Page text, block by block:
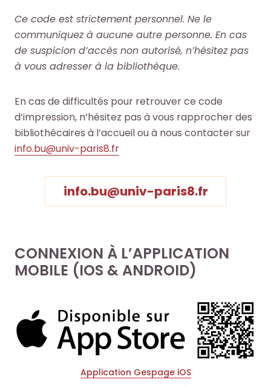
Ce code est strictement personnel. Ne le
communiquez à aucune autre personne. En cas
de suspicion d’accès non autorisé, n’hésitez pas
à vous adresser à la bibliothèque.
En cas de difficultés pour retrouver ce code
d’impression, n’hésitez pas à vous rapprocher des
bibliothécaires à l’accueil ou à nous contacter sur
info.bu@univ-paris8.fr
info.bu@univ-paris8.fr
CONNEXION À L’APPLICATION
MOBILE (IOS & ANDROID)
Application Gespage iOS